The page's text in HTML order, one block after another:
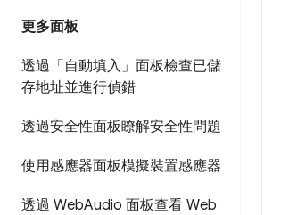
更多面板
透過「自動填入」面板檢查已儲
存地址並進行偵錯
透過安全性面板瞭解安全性問題
使用感應器面板模擬裝置感應器
透過 WebAudio 面板查看 Web